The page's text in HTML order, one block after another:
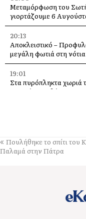
Μεταμόρφωση του
γιορτάζουμε 6
20:13
Αποκλειστικό –
μεγάλη φωτιά στη
19:01
Στα πυρόπληκτα χωριά
κριτική σε κυβέρνηση,
14:21
Σήμερα το πανηγύρι
Επιβαρυμένη
προστασίας που
Πουλήθηκε το σπίτι του
Παλαμά στην Πάτρα